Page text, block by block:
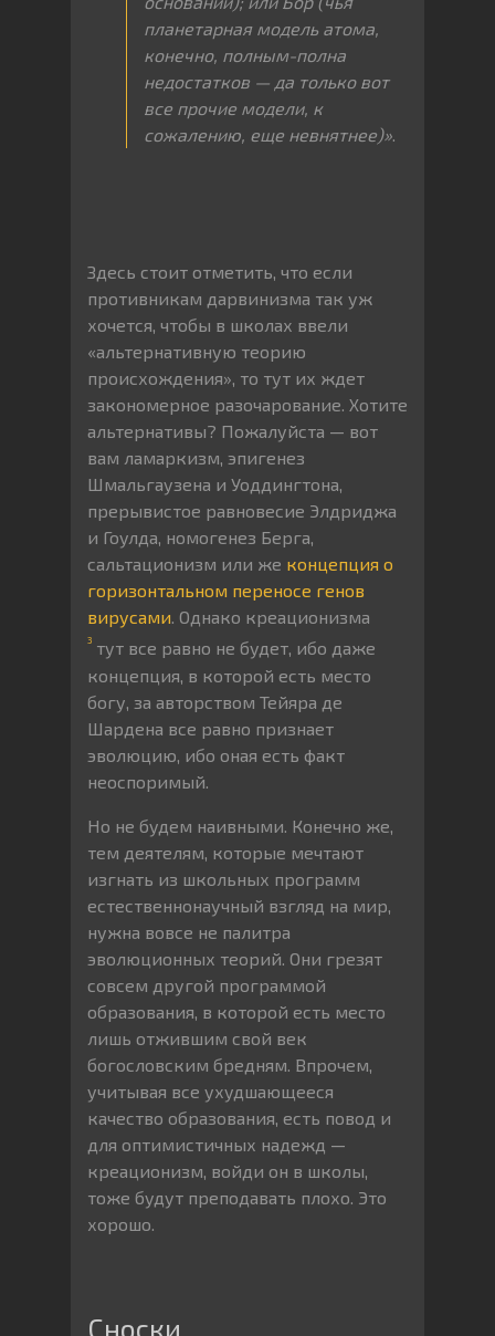
планетарная модель атома,
конечно, полным-полна
недостатков — да только вот
все прочие модели, к
сожалению, еще невнятнее)».
Здесь стоит отметить, что если
противникам дарвинизма так уж
хочется, чтобы в школах ввели
«альтернативную теорию
происхождения», то тут их ждет
закономерное разочарование. Хотите
альтернативы? Пожалуйста — вот
вам ламаркизм, эпигенез
Шмальгаузена и Уоддингтона,
прерывистое равновесие Элдриджа
и Гоулда, номогенез Берга,
сальтационизм или же концепция о
горизонтальном переносе генов
вирусами. Однако креационизма
3 тут все равно не будет, ибо даже
концепция, в которой есть место
богу, за авторством Тейяра де
Шардена все равно признает
эволюцию, ибо оная есть факт
неоспоримый.
Но не будем наивными. Конечно же,
тем деятелям, которые мечтают
изгнать из школьных программ
естественнонаучный взгляд на мир,
нужна вовсе не палитра
эволюционных теорий. Они грезят
совсем другой программой
образования, в которой есть место
лишь отжившим свой век
богословским бредням. Впрочем,
учитывая все ухудшающееся
качество образования, есть повод и
для оптимистичных надежд —
креационизм, войди он в школы,
тоже будут преподавать плохо. Это
хорошо.